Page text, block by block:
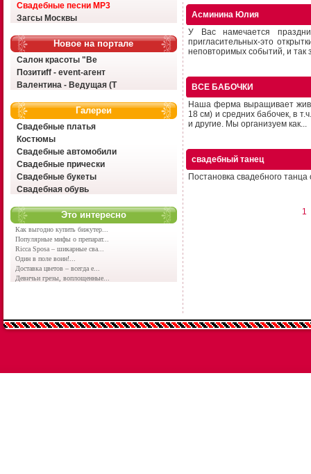
Свадебные песни MP3
Загсы Москвы
Новое на портале
Салон красоты "Ве
Позитиff - event-агент
Валентина - Ведущая (Т
Галереи
Свадебные платья
Костюмы
Свадебные автомобили
Свадебные прически
Свадебные букеты
Свадебная обувь
Это интересно
Как выгодно купить бижутер...
Популярные мифы о препарат...
Ricca Sposa – шикарные сва...
Один в поле воин!...
Доставка цветов – всегда е...
Девичьи грезы, воплощенные...
Асминина Юлия
У Вас намечается
пригласительных-это
неповторимых событий, и так
ВСЕ БАБОЧКИ
Наша ферма выращивает
18 см) и средних бабочек, в
и другие. Мы организуем как...
свадебный танец
Постановка свадебного
1